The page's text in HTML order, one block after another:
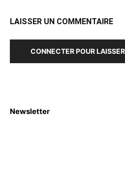
LAISSER UN COMMENTAIRE
CONNECTER POUR
Newsletter